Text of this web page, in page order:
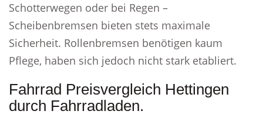
Schotterwegen oder bei Regen –
Scheibenbremsen bieten stets maximale
Sicherheit. Rollenbremsen benötigen kaum
Pflege, haben sich jedoch nicht stark etabliert.
Fahrrad Preisvergleich Hettingen
durch Fahrradladen.